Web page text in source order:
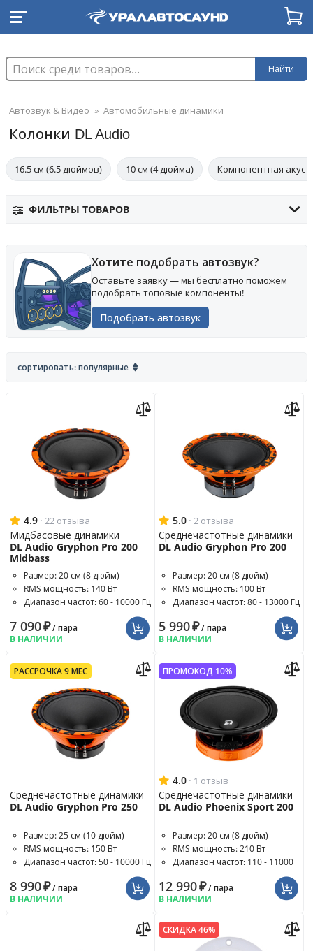
Найти
Автозвук & Видео » Автомобильные динамики
Колонки DL Audio
16.5 см (6.5 дюймов) 10 см (4 дюйма) Компонентная
ФИЛЬТРЫ ТОВАРОВ
Хотите подобрать автозвук?
Оставьте заявку — мы бесплатно поможем
подобрать топовые компоненты!
Подобрать автозвук
сортировать: популярные
4.9 · 22 отзыва
Мидбасовые динамики
DL Audio Gryphon Pro 200
Midbass
Размер: 20 см (8 дюйм)
RMS мощность: 140 Вт
Диапазон частот: 60 - 10000 Гц
7 090₽/ пара
В НАЛИЧИИ
5.0 · 2 отзыва
Среднечастотные динамики
DL Audio Gryphon Pro 200
Размер: 20 см (8 дюйм)
RMS мощность: 100 Вт
Диапазон частот: 80 - 13000 Гц
5 990₽/ пара
В НАЛИЧИИ
РАССРОЧКА 9 МЕС
Среднечастотные динамики
DL Audio Gryphon Pro 250
Размер: 25 см (10 дюйм)
RMS мощность: 150 Вт
Диапазон частот: 50 - 10000 Гц
8 990₽/ пара
В НАЛИЧИИ
ПРОМОКОД 10%
4.0 · 1 отзыв
Среднечастотные динамики
DL Audio Phoenix Sport 200
Размер: 20 см (8 дюйм)
RMS мощность: 210 Вт
Диапазон частот: 110 - 11000
12 990₽/ пара
В НАЛИЧИИ
СКИДКА 46%